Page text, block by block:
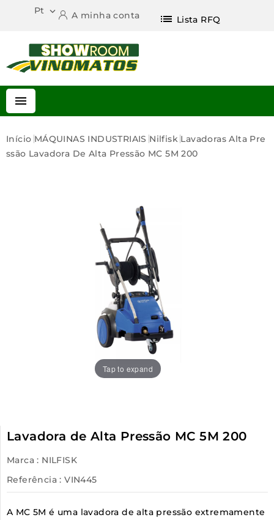
Pt  A minha conta list Lista RFQ

Início MÁQUINAS INDUSTRIAIS Nilfisk Lavadoras Alta Pre
Ssão Lavadora De Alta Pressão MC 5M 200
Tap to expand
Lavadora de Alta Pressão MC 5M 200
Marca : NILFISK
Referência : VIN445
A MC 5M é uma lavadora de alta pressão extremamente